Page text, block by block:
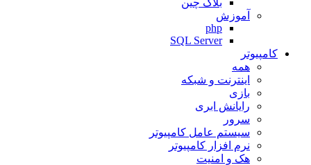
بلاک چین
آموزش
php
SQL Server
کامپیوتر
همه
اینترنت و شبکه
بازی
رایانش ابری
سرور
سیستم عامل کامپیوتر
نرم افزار کامپیوتر
هک و امنیت